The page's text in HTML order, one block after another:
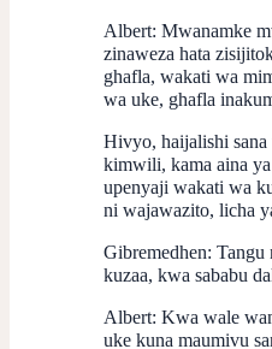
Albert: Mwanamke
zinaweza hata
ghafla, wakati wa
wa uke, ghafla
Hivyo, haijalishi sana
kimwili, kama aina ya
upenyaji wakati wa
ni wajawazito, licha
Gibremedhen: Tangu
kuzaa, kwa sababu
Albert: Kwa wale
uke kuna maumivu